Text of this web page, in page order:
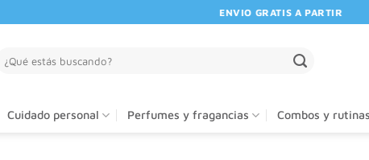
ENVIO GRATIS A PARTIR DE
por:
Cuidado personal Perfumes y fragancias Combos y rutinas